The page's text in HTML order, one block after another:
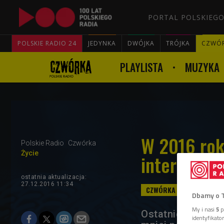
PORTAL
POLSKIE RADIO 24 JEDYNKA DWÓJKA TRÓJKA
PLAYLISTA MUZYKA
Polskie Radio
Czwórka
Życie
W 2016
internet
ostatnia aktualizacja:
27.12.2016 11:34
Ostatnie
Dbamy o
My i nasi 5